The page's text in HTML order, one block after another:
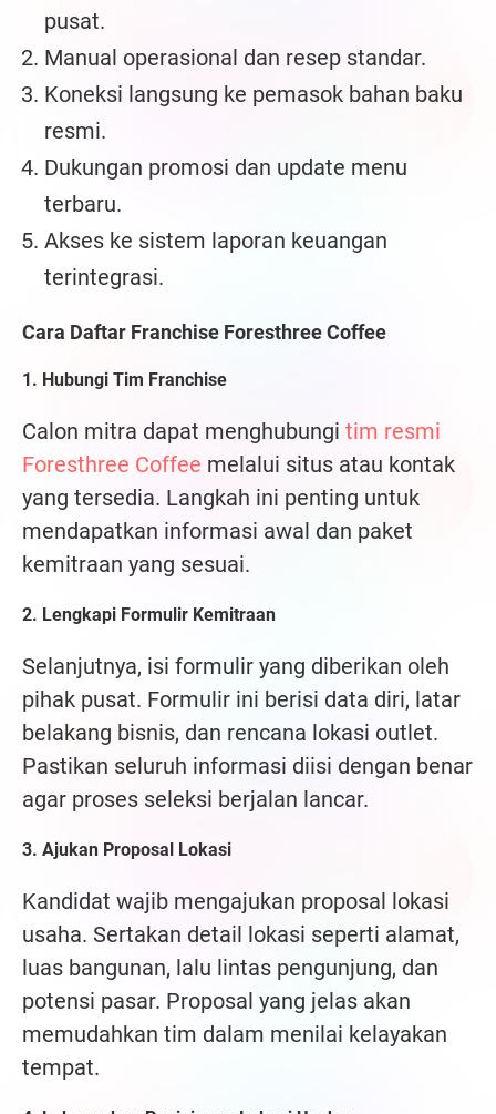
pusat.
Manual operasional dan resep standar.
Koneksi langsung ke pemasok bahan baku
resmi.
Dukungan promosi dan update menu
terbaru.
Akses ke sistem laporan keuangan
terintegrasi.
Cara Daftar Franchise Foresthree Coffee
1. Hubungi Tim Franchise
Calon mitra dapat menghubungi tim resmi
Foresthree Coffee melalui situs atau kontak
yang tersedia. Langkah ini penting untuk
mendapatkan informasi awal dan paket
kemitraan yang sesuai.
2. Lengkapi Formulir Kemitraan
Selanjutnya, isi formulir yang diberikan oleh
pihak pusat. Formulir ini berisi data diri, latar
belakang bisnis, dan rencana lokasi outlet.
Pastikan seluruh informasi diisi dengan benar
agar proses seleksi berjalan lancar.
3. Ajukan Proposal Lokasi
Kandidat wajib mengajukan proposal lokasi
usaha. Sertakan detail lokasi seperti alamat,
luas bangunan, lalu lintas pengunjung, dan
potensi pasar. Proposal yang jelas akan
memudahkan tim dalam menilai kelayakan
tempat.